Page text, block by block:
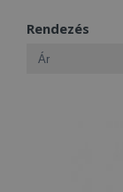
Rendezés